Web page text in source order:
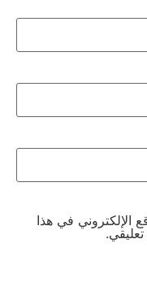
الإلكتروني في هذا